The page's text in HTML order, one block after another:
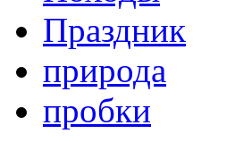
Праздник
природа
пробки